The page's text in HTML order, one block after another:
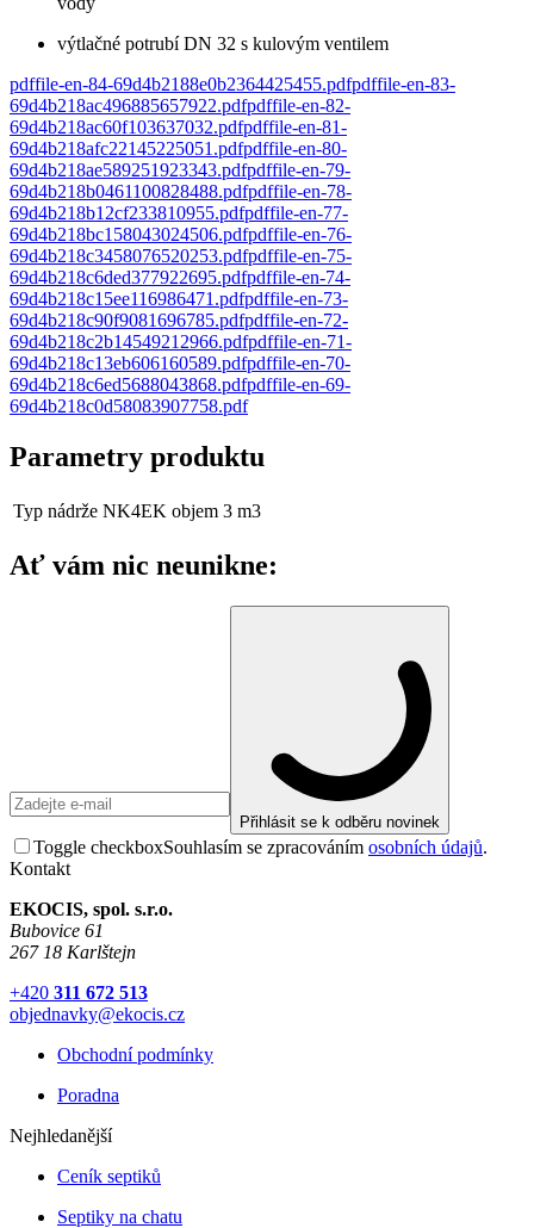
výtlačné potrubí DN 32 s kulovým ventilem
pdffile-en-84-69d4b2188e0b2364425455.pdfpdffile-en-83-
69d4b218ac496885657922.pdfpdffile-en-82-
69d4b218ac60f103637032.pdfpdffile-en-81-
69d4b218afc22145225051 .pdfpdffile-en-80-
69d4b218ae589251923343.pdfpdffile-en-79-
69d4b218b0461100828488.pdfpdffile-en-78-
69d4b218b12cf233810955.pdfpdffile-en-77-
69d4b218bc158043024506.pdfpdffile-en-76-
69d4b218c3458076520253.pdfpdffile-en-75-
69d4b218c6ded377922695.pdfpdffile-en-74-
69d4b218c15ee116986471 .pdfpdffile-en-73-
69d4b218c90f9081696785.pdfpdffile-en-72-
69d4b218c2b14549212966.pdfpdffile-en-71-
69d4b218c13eb606160589.pdfpdffile-en-70-
69d4b218c6ed5688043868.pdfpdffile-en-69-
69d4b218c0d58083907758.pdf
Parametry produktu
Typ nádrže NK4EK objem 3 m3
Ať vám nic neunikne:
Přihlásit se k odběru novinek
Toggle checkboxSouhlasím se zpracováním osobních údajů.
Kontakt
EKOCIS, spol. s.r.o.
Bubovice 61
267 18 Karlštejn
+420 311 672 513
objednavky@ekocis.cz
Obchodní podmínky
Poradna
Nejhledanější
Ceník septiků
Septiky na chatu